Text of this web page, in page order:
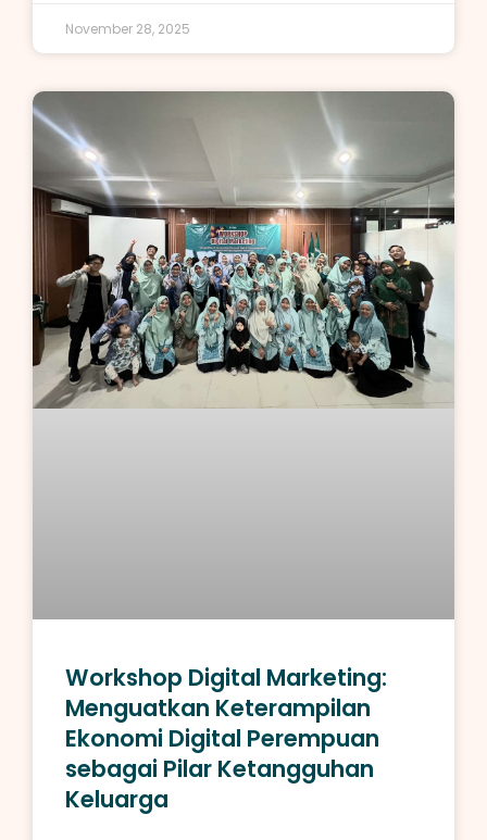
November 28, 2025
Workshop Digital Marketing:
Menguatkan Keterampilan
Ekonomi Digital Perempuan
sebagai Pilar Ketangguhan
Keluarga